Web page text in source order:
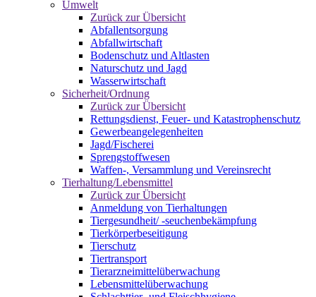
Umwelt
Zurück zur Übersicht
Abfallentsorgung
Abfallwirtschaft
Bodenschutz und Altlasten
Naturschutz und Jagd
Wasserwirtschaft
Sicherheit/Ordnung
Zurück zur Übersicht
Rettungsdienst, Feuer- und Katastrophenschutz
Gewerbeangelegenheiten
Jagd/Fischerei
Sprengstoffwesen
Waffen-, Versammlung und Vereinsrecht
Tierhaltung/Lebensmittel
Zurück zur Übersicht
Anmeldung von Tierhaltungen
Tiergesundheit/ -seuchenbekämpfung
Tierkörperbeseitigung
Tierschutz
Tiertransport
Tierarzneimittelüberwachung
Lebensmittelüberwachung